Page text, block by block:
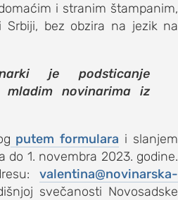
i stranim štampanim,
bez obzira na jezik na
je podsticanje
novinarima iz
putem formulara i slanjem
1. novembra 2023. godine.
valentina@novinarska-
svečanosti Novosadske